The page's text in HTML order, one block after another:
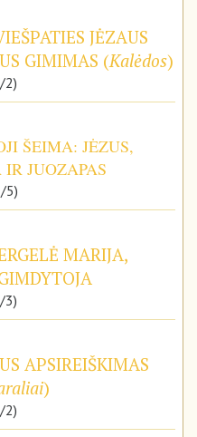
JĖZAUS
GIMIMAS (Kalėdos)
2)
ŠEIMA: JĖZUS,
JUOZAPAS
5)
MARIJA,
3)
APSIREIŠKIMAS
)
2)